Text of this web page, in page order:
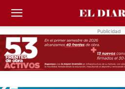
Publicidad